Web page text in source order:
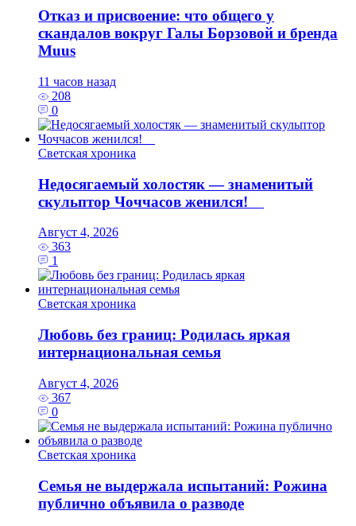
Отказ и присвоение: что общего у
скандалов вокруг Галы Борзовой и бренда
Muus
11 часов назад
208
0
Светская хроника
Недосягаемый холостяк — знаменитый
скульптор Чоччасов женился!
Август 4, 2026
363
1
Светская хроника
Любовь без границ: Родилась яркая
интернациональная семья
Август 4, 2026
367
0
Светская хроника
Семья не выдержала испытаний: Рожина
публично объявила о разводе